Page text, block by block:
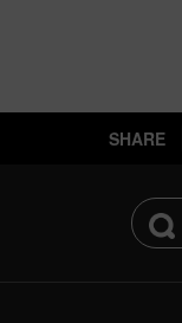
SHARE